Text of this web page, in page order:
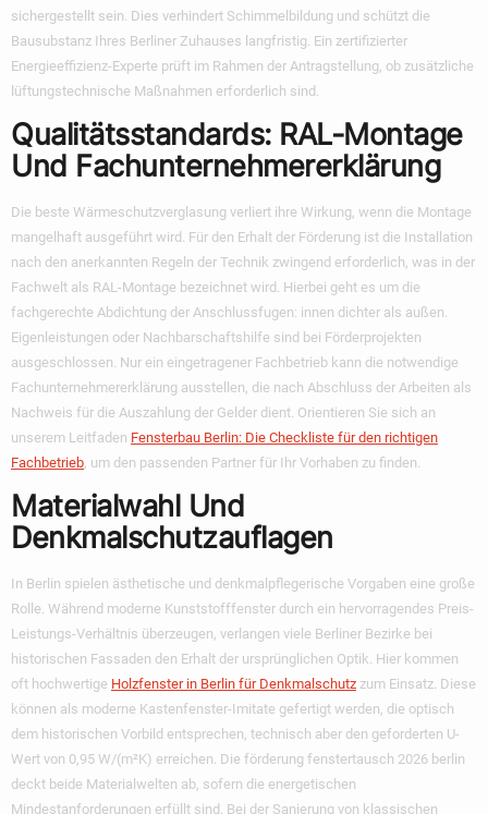
sichergestellt sein. Dies verhindert Schimmelbildung und schützt die
Bausubstanz Ihres Berliner Zuhauses langfristig. Ein zertifizierter
Energieeffizienz-Experte prüft im Rahmen der Antragstellung, ob zusätzliche
lüftungstechnische Maßnahmen erforderlich sind.
Qualitätsstandards: RAL-Montage
Und Fachunternehmererklärung
Die beste Wärmeschutzverglasung verliert ihre Wirkung, wenn die Montage
mangelhaft ausgeführt wird. Für den Erhalt der Förderung ist die Installation
nach den anerkannten Regeln der Technik zwingend erforderlich, was in der
Fachwelt als RAL-Montage bezeichnet wird. Hierbei geht es um die
fachgerechte Abdichtung der Anschlussfugen: innen dichter als außen.
Eigenleistungen oder Nachbarschaftshilfe sind bei Förderprojekten
ausgeschlossen. Nur ein eingetragener Fachbetrieb kann die notwendige
Fachunternehmererklärung ausstellen, die nach Abschluss der Arbeiten als
Nachweis für die Auszahlung der Gelder dient. Orientieren Sie sich an
unserem Leitfaden Fensterbau Berlin: Die Checkliste für den richtigen
Fachbetrieb , um den passenden Partner für Ihr Vorhaben zu finden.
Materialwahl Und
Denkmalschutzauflagen
In Berlin spielen ästhetische und denkmalpflegerische Vorgaben eine große
Rolle. Während moderne Kunststofffenster durch ein hervorragendes Preis-
Leistungs-Verhältnis überzeugen, verlangen viele Berliner Bezirke bei
historischen Fassaden den Erhalt der ursprünglichen Optik. Hier kommen
oft hochwertige Holzfenster in Berlin für Denkmalschutz zum Einsatz. Diese
können als moderne Kastenfenster-Imitate gefertigt werden, die optisch
dem historischen Vorbild entsprechen, technisch aber den geforderten U-
Wert von 0,95 W/(m²K) erreichen. Die förderung fenstertausch 2026 berlin
deckt beide Materialwelten ab, sofern die energetischen
Mindestanforderungen erfüllt sind. Bei der Sanierung von klassischen